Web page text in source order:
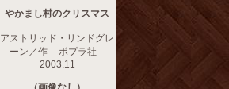
やかまし村のクリスマス
アストリッド・リンドグレ
ーン／作 -- ポプラ社 --
2003.11